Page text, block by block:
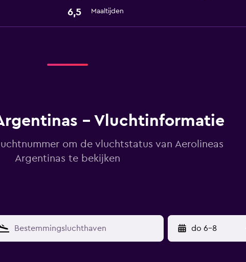
6,5 Maaltijden
- Vluchtinformatie
om de vluchtstatus van Aerolineas
Argentinas te bekijken